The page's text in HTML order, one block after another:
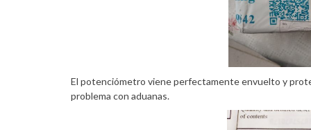
El potenciómetro viene perfectamente envuelto y
problema con aduanas.